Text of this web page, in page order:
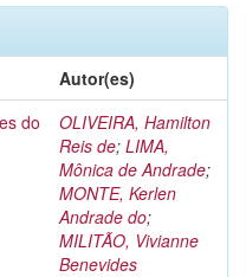
Autor(es)
do
OLIVEIRA, Hamilton
Reis de; LIMA,
Mônica de Andrade;
MONTE, Kerlen
Andrade do;
MILITÃO, Vivianne
Benevides